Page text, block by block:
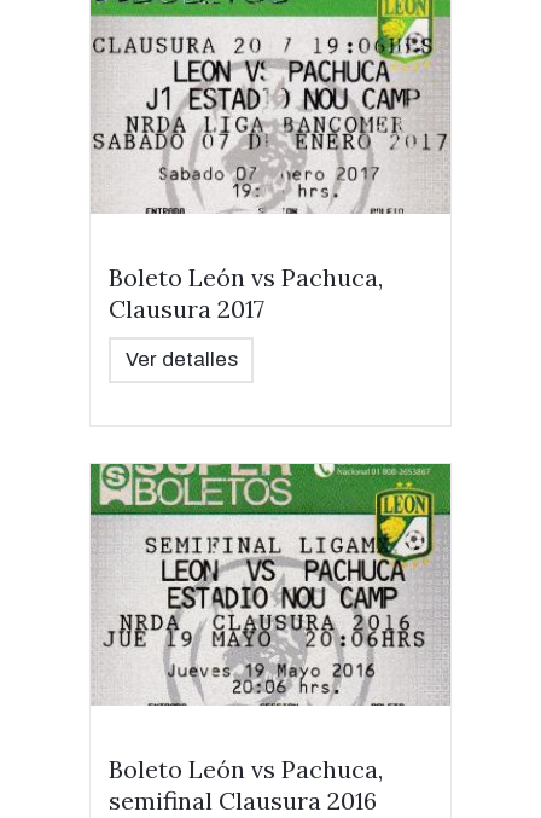
Boleto León vs Pachuca,
Clausura 2017
Ver detalles
Boleto León vs Pachuca,
semifinal Clausura 2016